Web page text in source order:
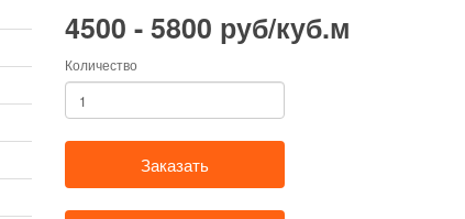
4500 - 5800 руб/куб.м
Количество
Заказать